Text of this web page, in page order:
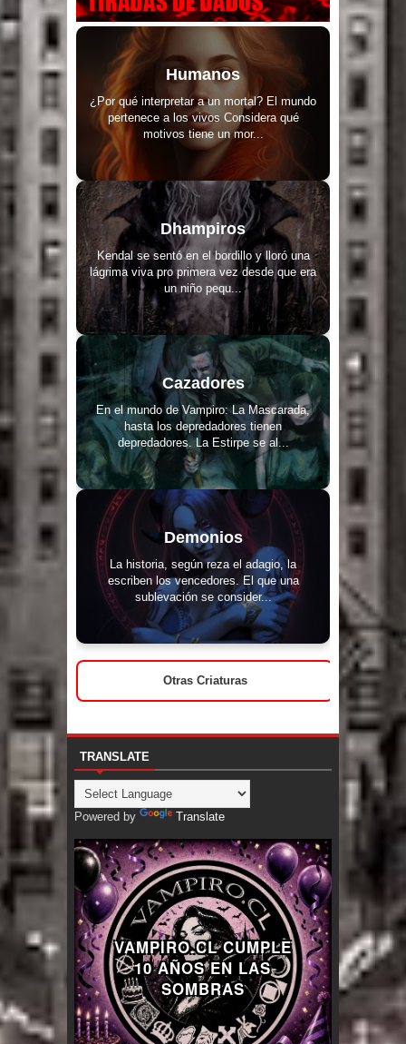
Humanos
¿Por qué interpretar a un mortal? El mundo
pertenece a los vivos Considera qué
motivos tiene un mor...
Dhampiros
Kendal se sentó en el bordillo y lloró una
lágrima viva pro primera vez desde que era
un niño pequ...
Cazadores
En el mundo de Vampiro: La Mascarada,
hasta los depredadores tienen
depredadores. La Estirpe se al...
Demonios
La historia, según reza el adagio, la
escriben los vencedores. El que una
sublevación se consider...
Otras Criaturas
TRANSLATE
Powered by Translate
VAMPIRO.CL CUMPLE
10 AÑOS EN LAS
SOMBRAS